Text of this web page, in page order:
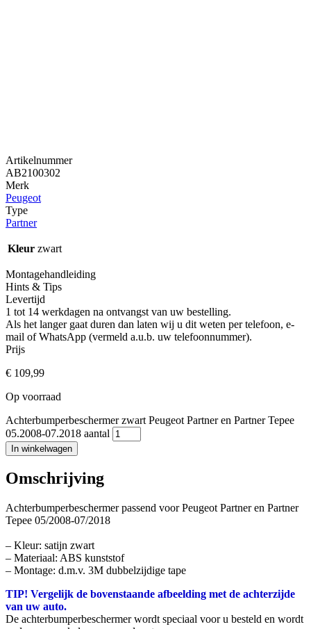
Artikelnummer
AB2100302
Merk
Peugeot
Type
Partner
Kleur zwart
Montagehandleiding
Hints & Tips
Levertijd
1 tot 14 werkdagen na ontvangst van uw bestelling.
Als het langer gaat duren dan laten wij u dit weten per telefoon, e-
mail of WhatsApp (vermeld a.u.b. uw telefoonnummer).
Prijs
€ 109,99
Op voorraad
Achterbumperbeschermer zwart Peugeot Partner en Partner Tepee
05.2008-07.2018 aantal
In winkelwagen
Omschrijving
Achterbumperbeschermer passend voor Peugeot Partner en Partner
Tepee 05/2008-07/2018
– Kleur: satijn zwart
– Materiaal: ABS kunststof
– Montage: d.m.v. 3M dubbelzijdige tape
TIP! Vergelijk de bovenstaande afbeelding met de achterzijde
van uw auto.
De achterbumperbeschermer wordt speciaal voor u besteld en wordt